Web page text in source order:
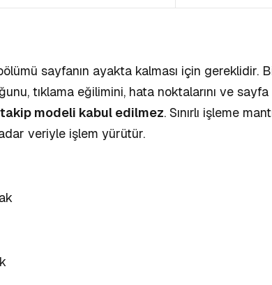
sayfanın ayakta kalması için gereklidir.
tıklama eğilimini, hata noktalarını ve
modeli kabul edilmez. Sınırlı işleme
veriyle işlem yürütür.